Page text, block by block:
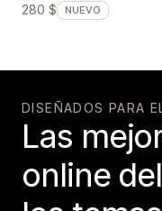
280 $
NUEVO
DISEÑADOS PARA
Las
online